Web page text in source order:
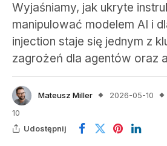
Wyjaśniamy, jak ukryte
manipulować modelem AI i
injection staje się jednym z
zagrożeń dla agentów oraz
Mateusz Miller 2026-05-10
10
Udostępnij